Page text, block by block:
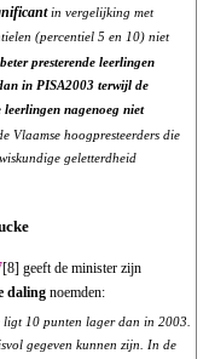
in vergelijking met
(percentiel 5 en 10) niet
beter presterende leerlingen
in PISA2003 terwijl de
leerlingen nagenoeg niet
Vlaamse hoogpresteerders die
geletterdheid
[8] geeft de minister zijn
daling noemden:
10 punten lager dan in 2003.
gegeven kunnen zijn. In de